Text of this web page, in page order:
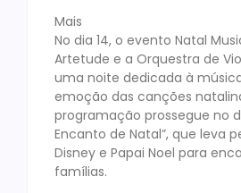
Mais
No dia 14, o evento Natal
Artetude e a Orquestra de
uma noite dedicada à
emoção das canções
programação prossegue no
Encanto de Natal”, que leva
Disney e Papai Noel para
famílias.